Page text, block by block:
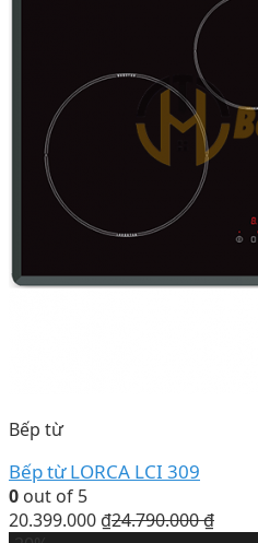
Bếp từ
Bếp từ LORCA LCI 309
0 out of 5
20.399.000 ₫24.790.000₫